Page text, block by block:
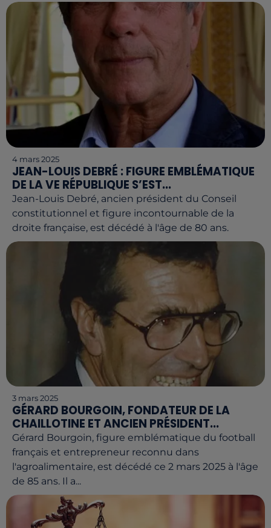
4 mars 2025
JEAN-LOUIS DEBRÉ : FIGURE EMBLÉMATIQUE
DE LA VE RÉPUBLIQUE S’EST...
Jean-Louis Debré, ancien président du Conseil
constitutionnel et figure incontournable de la
droite française, est décédé à l'âge de 80 ans.
3 mars 2025
GÉRARD BOURGOIN, FONDATEUR DE LA
CHAILLOTINE ET ANCIEN PRÉSIDENT...
Gérard Bourgoin, figure emblématique du football
français et entrepreneur reconnu dans
l'agroalimentaire, est décédé ce 2 mars 2025 à l'âge
de 85 ans. Il a...